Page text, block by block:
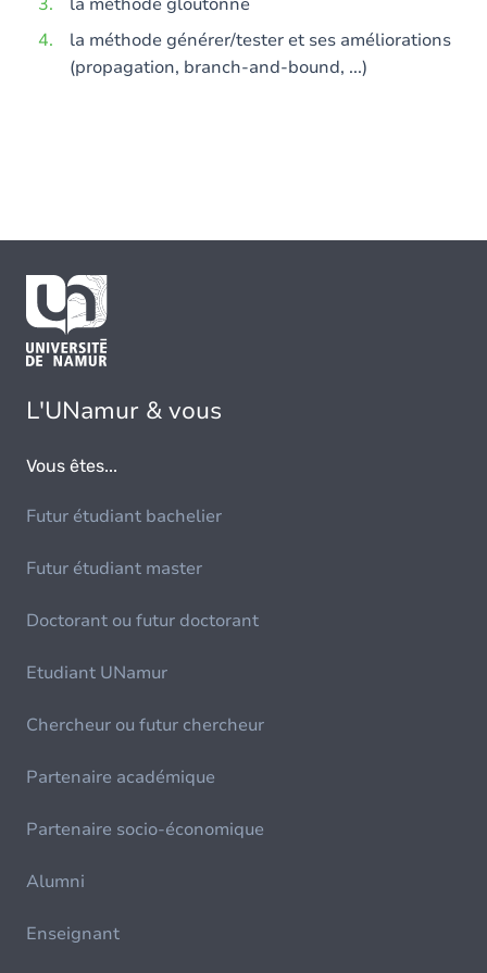
la méthode générer/tester et ses améliorations
(propagation, branch-and-bound, ...)
L'UNamur & vous
Vous êtes...
Futur étudiant bachelier
Futur étudiant master
Doctorant ou futur doctorant
Etudiant UNamur
Chercheur ou futur chercheur
Partenaire académique
Partenaire socio-économique
Alumni
Enseignant